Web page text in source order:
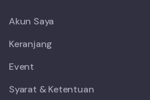
Akun Saya
Keranjang
Event
Syarat & Ketentuan